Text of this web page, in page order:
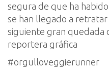
segura de que ha
se han llegado a retratar
siguiente gran quedada
reportera gráfica
#orgulloveggierunner